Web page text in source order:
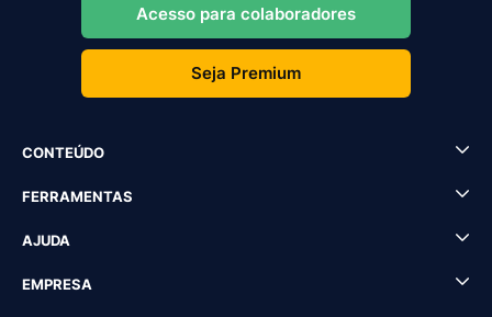
Acesso para colaboradores
Seja Premium
CONTEÚDO
FERRAMENTAS
AJUDA
EMPRESA